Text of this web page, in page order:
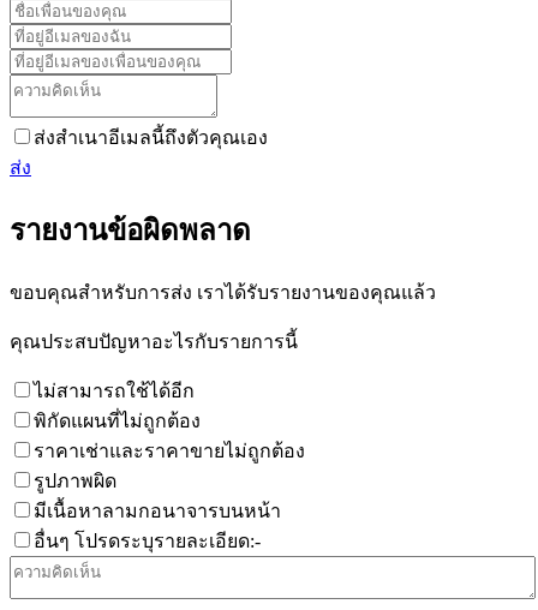
ส่งสำเนาอีเมลนี้ถึงตัวคุณเอง
ส่ง
รายงานข้อผิดพลาด
ขอบคุณสำหรับการส่ง เราได้รับรายงานของคุณแล้ว
คุณประสบปัญหาอะไรกับรายการนี้
ไม่สามารถใช้ได้อีก
พิกัดแผนที่ไม่ถูกต้อง
ราคาเช่าและราคาขายไม่ถูกต้อง
รูปภาพผิด
มีเนื้อหาลามกอนาจารบนหน้า
อื่นๆ โปรดระบุรายละเอียด:-